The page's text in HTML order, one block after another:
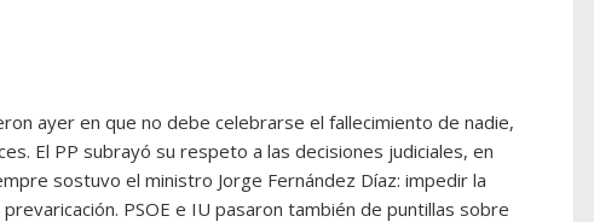
ayer en que no debe celebrarse el fallecimiento de nadie,
El PP subrayó su respeto a las decisiones judiciales, en
sostuvo el ministro Jorge Fernández Díaz: impedir la
PSOE e IU pasaron también de puntillas sobre